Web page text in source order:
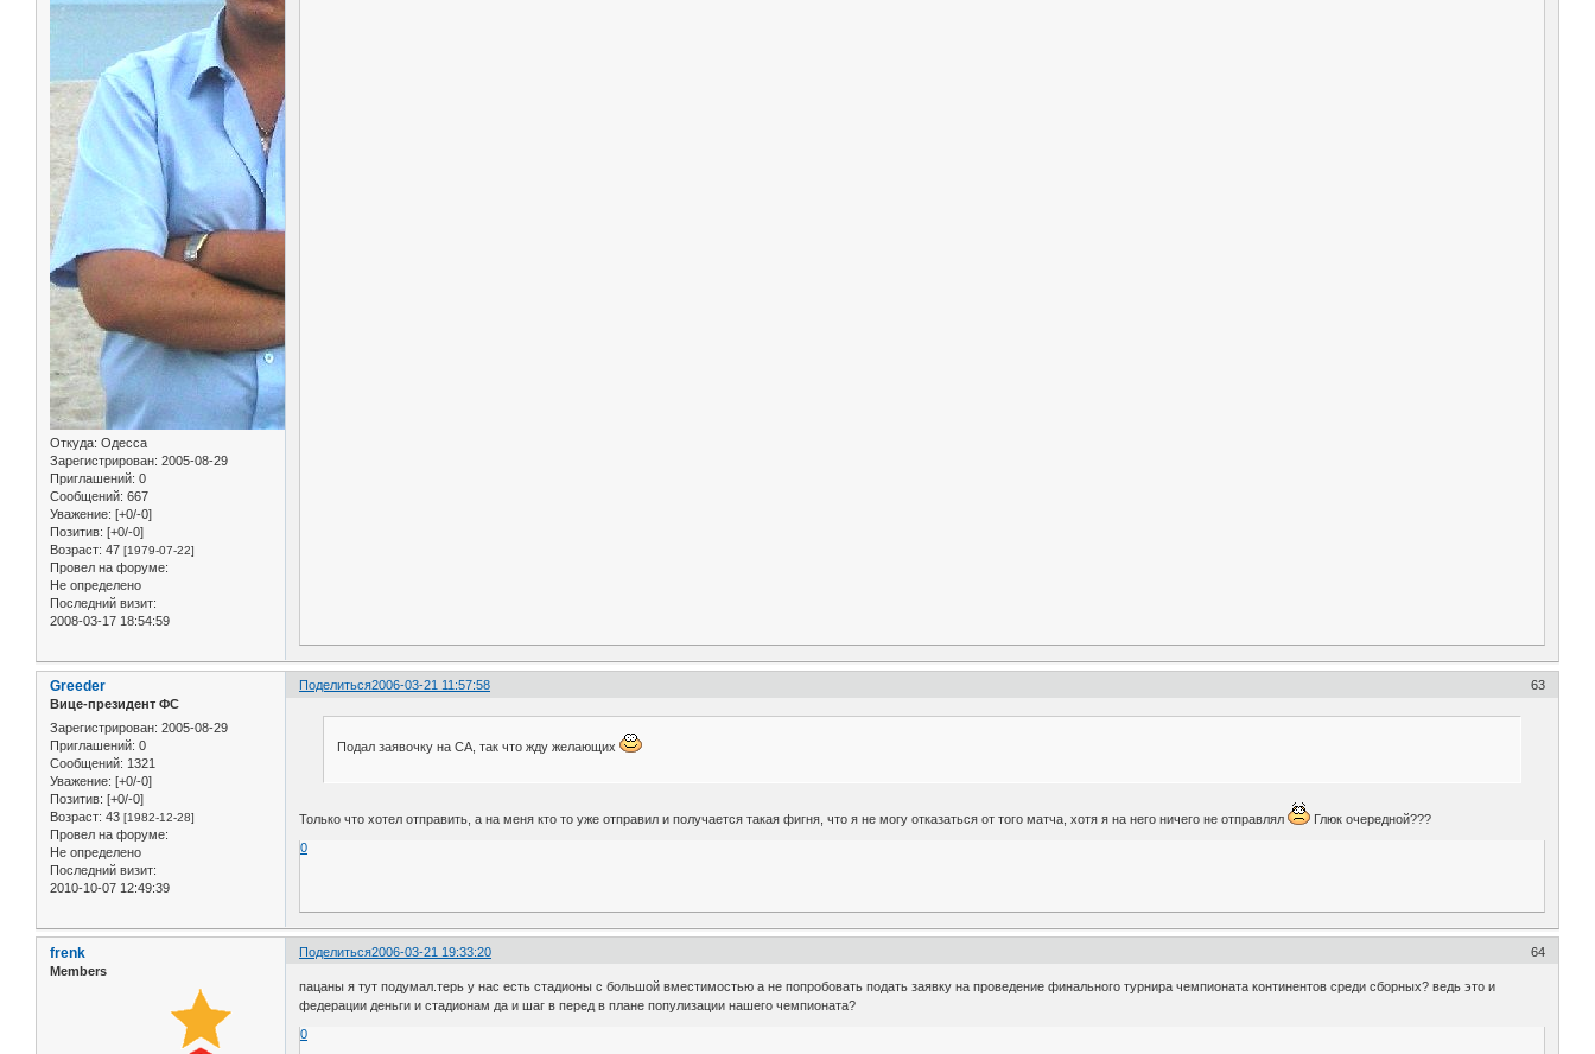
Откуда: Одесса
Зарегистрирован: 2005-08-29
Приглашений: 0
Сообщений: 667
Уважение: [+0/-0]
Позитив: [+0/-0]
Возраст: 47 [1979-07-22]
Провел на форуме:
Не определено
Последний визит:
2008-03-17 18:54:59
Поделиться 63
2006-03-21 11:57:58
Greeder
Вице-президент ФС
Зарегистрирован: 2005-08-29
Приглашений: 0
Сообщений: 1321
Уважение: [+0/-0]
Позитив: [+0/-0]
Возраст: 43 [1982-12-28]
Провел на форуме:
Не определено
Последний визит:
2010-10-07 12:49:39
Подал заявочку на СА, так что жду желающих
Только что хотел отправить, а на меня кто то уже отправил и получается такая фигня, что я не могу отказаться от того матча, хотя я на него ничего не отправлял
Глюк очередной???
0
Поделиться 64
2006-03-21 19:33:20
frenk
Members
пацаны я тут подумал.терь у нас есть стадионы с большой вместимостью а не попробовать подать заявку на проведение финального турнира чемпионата континентов среди сборных? ведь это и
федерации деньги и стадионам да и шаг в перед в плане популизации нашего чемпионата?
0